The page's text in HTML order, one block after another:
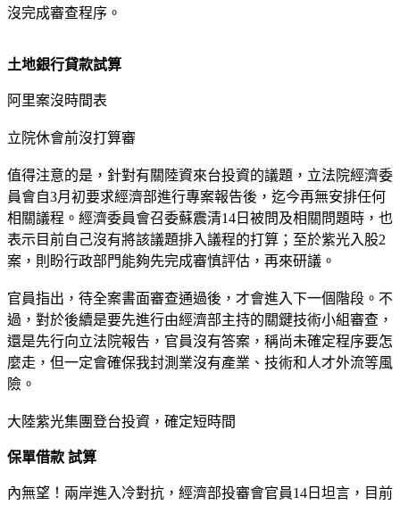
沒完成審查程序。
土地銀行貸款試算
阿里案沒時間表
立院休會前沒打算審
值得注意的是，針對有關陸資來台投資的議題，立法院經濟委
員會自3月初要求經濟部進行專案報告後，迄今再無安排任何
相關議程。經濟委員會召委蘇震清14日被問及相關問題時，也
表示目前自己沒有將該議題排入議程的打算；至於紫光入股2
案，則盼行政部門能夠先完成審慎評估，再來研議。
官員指出，待全案書面審查通過後，才會進入下一個階段。不
過，對於後續是要先進行由經濟部主持的關鍵技術小組審查，
還是先行向立法院報告，官員沒有答案，稱尚未確定程序要怎
麼走，但一定會確保我封測業沒有產業、技術和人才外流等風
險。
大陸紫光集團登台投資，確定短時間
保單借款 試算
內無望！兩岸進入冷對抗，經濟部投審會官員14日坦言，目前